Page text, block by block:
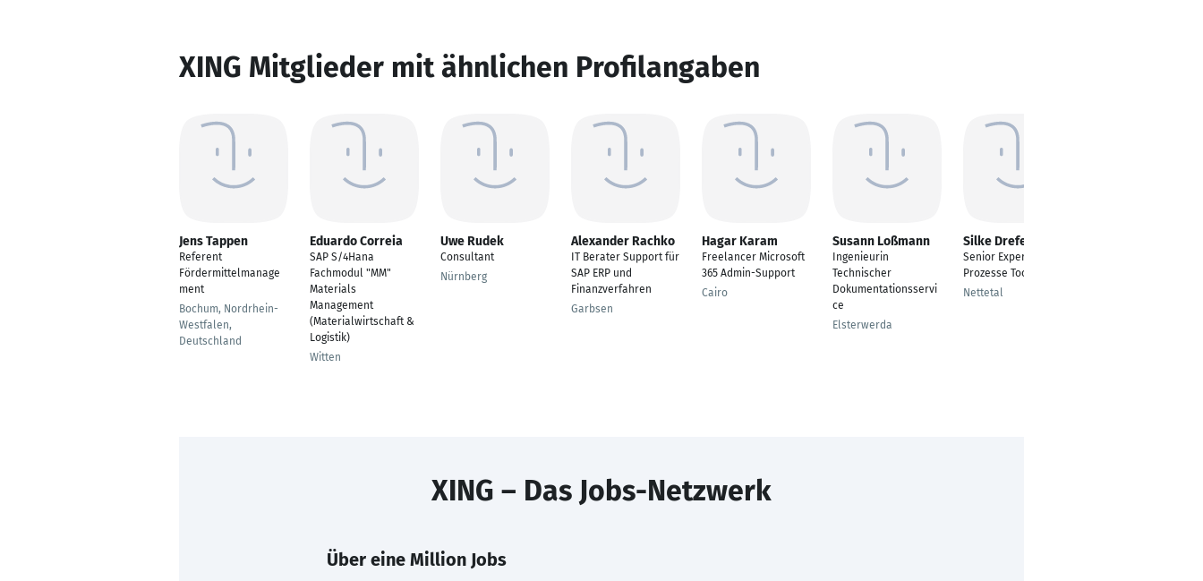
XING Mitglieder mit ähnlichen Profilangaben
Jens Tappen
Referent
Fördermittelmanage
ment
Bochum, Nordrhein-
Westfalen,
Deutschland
Eduardo Correia
SAP S/4Hana
Fachmodul "MM"
Materials
Management
(Materialwirtschaft &
Logistik)
Witten
Uwe Rudek
Consultant
Nürnberg
Alexander Rachko
IT Berater Support für
SAP ERP und
Finanzverfahren
Garbsen
Hagar Karam
Freelancer Microsoft
365 Admin-Support
Cairo
Susann Loßmann
Ingenieurin
Technischer
Dokumentationsservi
ce
Elsterwerda
Silke Drefenstedt
Senior Expert
Prozesse Tools
Nettetal
XING – Das Jobs-Netzwerk
Über eine Million Jobs